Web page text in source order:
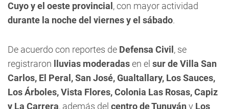
Cuyo y el oeste provincial , con mayor actividad
durante la noche del viernes y el sábado.
De acuerdo con reportes de Defensa Civil , se
registraron
lluvias moderadasen el sur de Villa San
Carlos, El Peral, San José, Gualtallary, Los Sauces,
Los Árboles, Vista Flores, Colonia Las Rosas, Capiz
y La Carrera, además del centro de Tunuyán y Los